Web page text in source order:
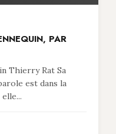
PAR
Thierry Rat Sa
est dans la